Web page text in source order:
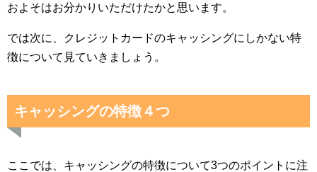
およそはお分かりいただけたかと思います。
では次に、クレジットカードのキャッシングにしかない特
徴について見ていきましょう。
キャッシングの特徴４つ
ここでは、キャッシングの特徴について3つのポイントに注